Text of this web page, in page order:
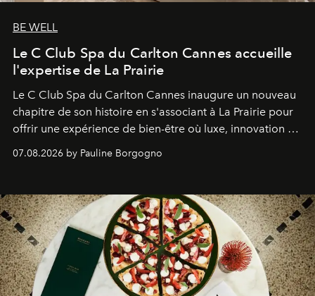
BE WELL
Le C Club Spa du Carlton Cannes accueille
l'expertise de La Prairie
Le C Club Spa du Carlton Cannes inaugure un nouveau
chapitre de son histoire en s'associant à La Prairie pour
offrir une expérience de bien-être où luxe, innovation et
expertise se rencontrent.
07.08.2026 by Pauline Borgogno